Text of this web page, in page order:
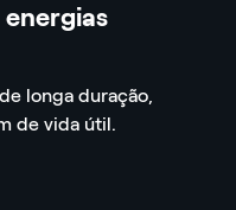
longa duração,
de vida útil.